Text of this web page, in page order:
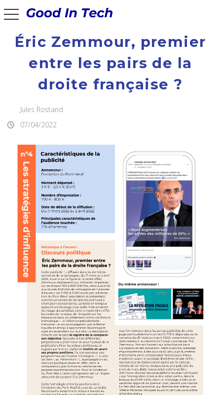
toggle navigation Good In Tech
Éric Zemmour, premier
entre les pairs de la
droite française ?
Jules Rostand
07/04/2022